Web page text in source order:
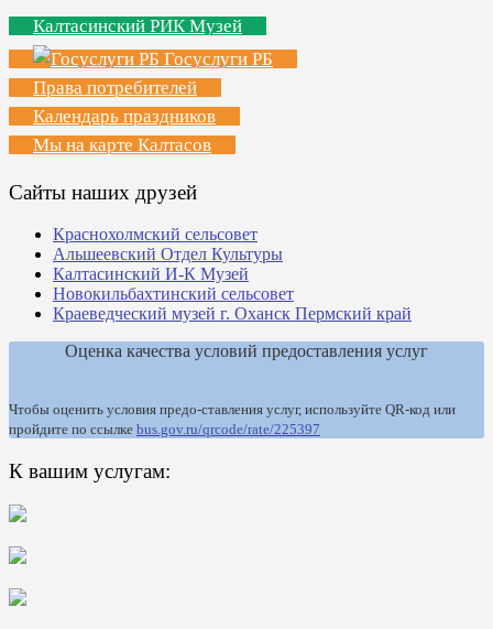
Калтасинский РИК Музей
Госуслуги РБ
Права потребителей
Календарь праздников
Мы на карте Калтасов
Сайты наших друзей
Краснохолмский сельсовет
Альшеевский Отдел Культуры
Калтасинский И-К Музей
Новокильбахтинский сельсовет
Краеведческий музей г. Оханск Пермский край
Оценка качества условий предоставления услуг
Чтобы оценить условия предо-ставления услуг, используйте QR-код или
пройдите по ссылке bus.gov.ru/qrcode/rate/225397
К вашим услугам: